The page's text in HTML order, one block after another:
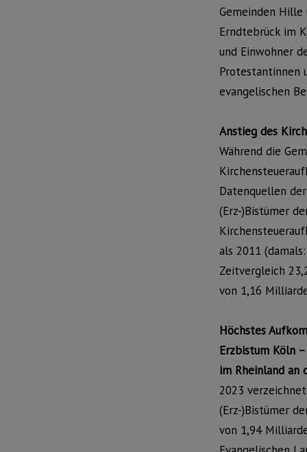
Gemeinden
Erndtebrück im
und Einwohner
Protestantinnen
evangelischen
Anstieg des
Während die
Datenquellen
(Erz-)Bistümer
als 2011
Zeitvergleich
von 1,16
Höchstes
Erzbistum Köln
im Rheinland an
2023
(Erz-)Bistümer
von 1,94